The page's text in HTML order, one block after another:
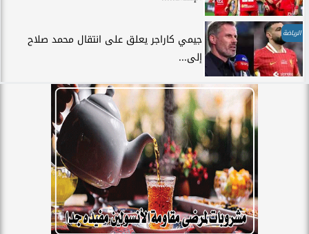
الرياضة
جيمي كاراجر يعلق على انتقال محمد صلاح
إلى...